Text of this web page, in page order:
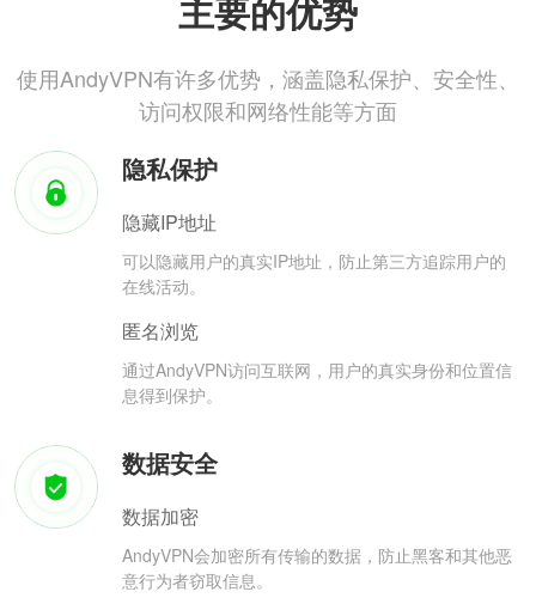
主要的优势
使用AndyVPN有许多优势，涵盖隐私保护、安全性、
访问权限和网络性能等方面
隐私保护
隐藏IP地址
可以隐藏用户的真实IP地址，防止第三方追踪用户的
在线活动。
匿名浏览
通过AndyVPN访问互联网，用户的真实身份和位置信
息得到保护。
数据安全
数据加密
AndyVPN会加密所有传输的数据，防止黑客和其他恶
意行为者窃取信息。